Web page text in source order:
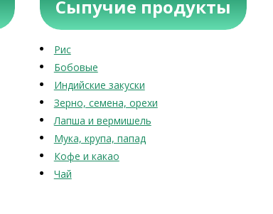
Сыпучие продукты
Рис
Бобовые
Индийские закуски
Зерно, семена, орехи
Лапша и вермишель
Мука, крупа, папад
Кофе и какао
Чай